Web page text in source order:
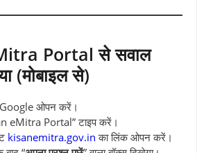
Portal से सवाल
(मोबाइल से)
Google ओपन करें।
eMitra Portal” टाइप करें।
kisanemitra.gov.in का लिंक ओपन करें।